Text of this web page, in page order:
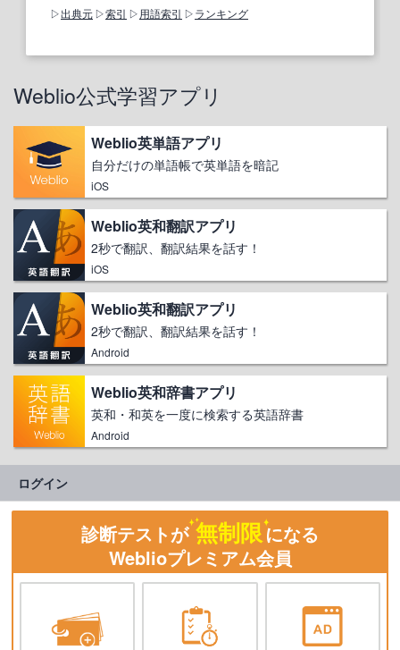
出典元 索引 用語索引 ランキング
Weblio公式学習アプリ
Weblio英単語アプリ
自分だけの単語帳で英単語を暗記
iOS
Weblio英和翻訳アプリ
2秒で翻訳、翻訳結果を話す！
iOS
Weblio英和翻訳アプリ
2秒で翻訳、翻訳結果を話す！
Android
Weblio英和辞書アプリ
英和・和英を一度に検索する英語辞書
Android
ログイン
診断テストが 無制限になる
Weblioプレミアム会員